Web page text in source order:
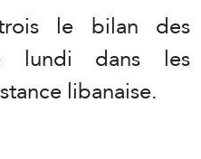
le bilan des
lundi dans les
libanaise.